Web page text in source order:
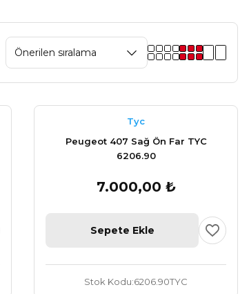
Tyc
Peugeot 407 Sağ Ön Far TYC
6206.90
7.000,00 ₺
Sepete Ekle
Stok Kodu 6206.90TYC